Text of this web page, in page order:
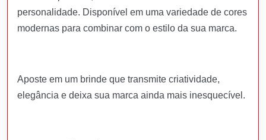
personalidade. Disponível em uma variedade de cores
modernas para combinar com o estilo da sua marca.
Aposte em um brinde que transmite criatividade,
elegância e deixa sua marca ainda mais inesquecível.